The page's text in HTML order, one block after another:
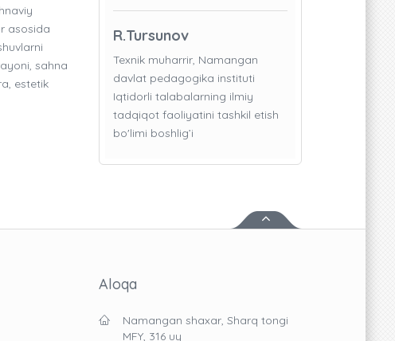
asosida
sahna
estetik
R.Tursunov
Texnik muharrir, Namangan
davlat pedagogika instituti
Iqtidorli talabalarning ilmiy
tadqiqot faoliyatini tashkil etish
bo'limi boshlig’i
Aloqa
Namangan shaxar, Sharq tongi
MFY, 316 uy